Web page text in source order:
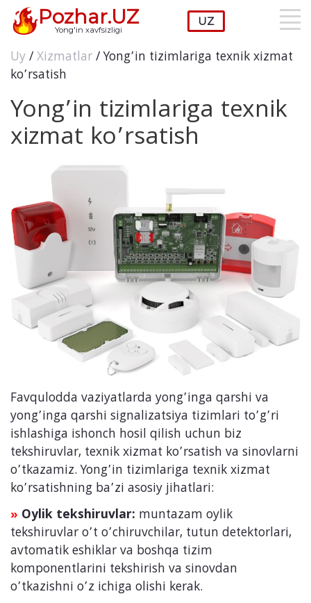
Pozhar.UZ
Yong'in xavfsizligi
Uy/Xizmatlar/ Yong’in tizimlariga texnik xizmat
ko’rsatish
Yong’in tizimlariga texnik
xizmat ko’rsatish
Favqulodda vaziyatlarda yong’inga qarshi va
yong’inga qarshi signalizatsiya tizimlari to’g’ri
ishlashiga ishonch hosil qilish uchun biz
tekshiruvlar, texnik xizmat ko’rsatish va sinovlarni
o’tkazamiz. Yong’in tizimlariga texnik xizmat
ko’rsatishning ba’zi asosiy jihatlari:
» Oylik tekshiruvlar: muntazam oylik
tekshiruvlar o’t o’chiruvchilar, tutun detektorlari,
avtomatik eshiklar va boshqa tizim
komponentlarini tekshirish va sinovdan
o’tkazishni o’z ichiga olishi kerak.